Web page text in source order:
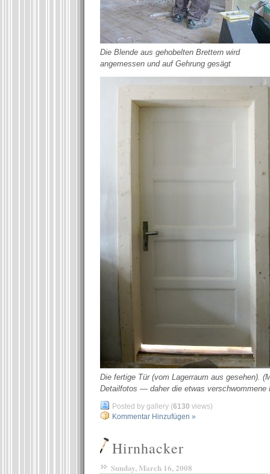
Die Blende aus gehobelten Brettern wird
angemessen und auf Gehrung gesägt
Die fertige Tür (vom Lagerraum aus gesehen).
Detailfotos — daher die etwas verschwommene
Posted by gallery (6130 views)
Kommentar Hinzufügen »
Hirnhacker
Sunday, March 16, 2008